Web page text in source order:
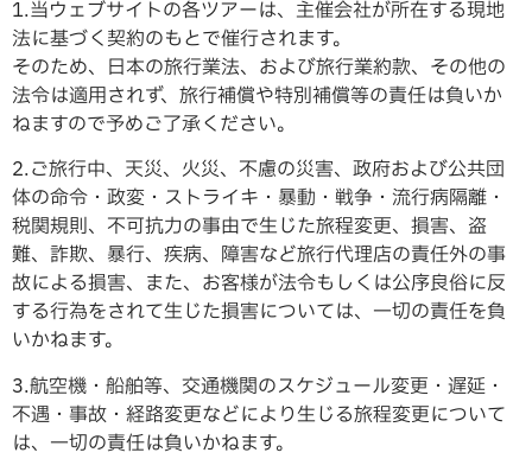
1.当ウェブサイトの各ツアーは、主催会社が所在する現地
法に基づく契約のもとで催行されます。
そのため、日本の旅行業法、および旅行業約款、その他の
法令は適用されず、旅行補償や特別補償等の責任は負いか
ねますので予めご了承ください。
2.ご旅行中、天災、火災、不慮の災害、政府および公共団
体の命令・政変・ストライキ・暴動・戦争・流行病隔離・
税関規則、不可抗力の事由で生じた旅程変更、損害、盗
難、詐欺、暴行、疾病、障害など旅行代理店の責任外の事
故による損害、また、お客様が法令もしくは公序良俗に反
する行為をされて生じた損害については、一切の責任を負
いかねます。
3.航空機・船舶等、交通機関のスケジュール変更・遅延・
不遇・事故・経路変更などにより生じる旅程変更について
は、一切の責任は負いかねます。